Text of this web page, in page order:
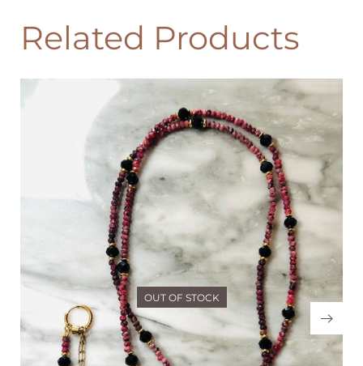
Related Products
OUT OF STOCK